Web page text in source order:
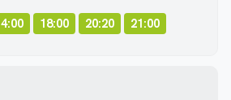
18:00 20:20 21:00